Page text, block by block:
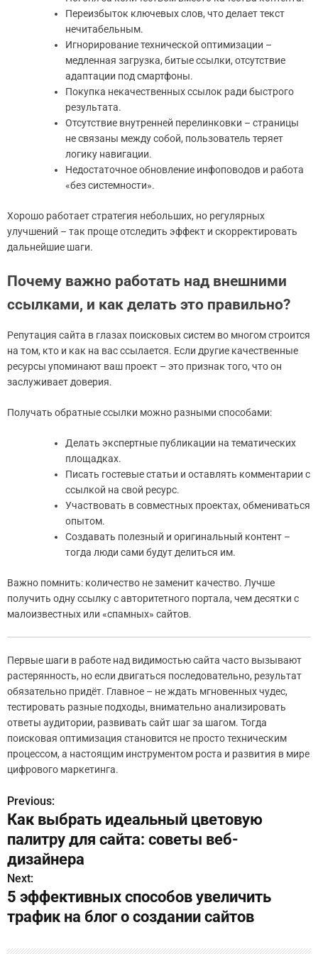
Переизбыток ключевых слов, что делает текст
нечитабельным.
Игнорирование технической оптимизации –
медленная загрузка, битые ссылки, отсутствие
адаптации под смартфоны.
Покупка некачественных ссылок ради быстрого
результата.
Отсутствие внутренней перелинковки – страницы
не связаны между собой, пользователь теряет
логику навигации.
Недостаточное обновление инфоповодов и работа
«без системности».
Хорошо работает стратегия небольших, но регулярных
улучшений – так проще отследить эффект и скорректировать
дальнейшие шаги.
Почему важно работать над внешними
ссылками, и как делать это правильно?
Репутация сайта в глазах поисковых систем во многом строится
на том, кто и как на вас ссылается. Если другие качественные
ресурсы упоминают ваш проект – это признак того, что он
заслуживает доверия.
Получать обратные ссылки можно разными способами:
Делать экспертные публикации на тематических
площадках.
Писать гостевые статьи и оставлять комментарии с
ссылкой на свой ресурс.
Участвовать в совместных проектах, обмениваться
опытом.
Создавать полезный и оригинальный контент –
тогда люди сами будут делиться им.
Важно помнить: количество не заменит качество. Лучше
получить одну ссылку с авторитетного портала, чем десятки с
малоизвестных или «спамных» сайтов.
Первые шаги в работе над видимостью сайта часто вызывают
растерянность, но если двигаться последовательно, результат
обязательно придёт. Главное – не ждать мгновенных чудес,
тестировать разные подходы, внимательно анализировать
ответы аудитории, развивать сайт шаг за шагом. Тогда
поисковая оптимизация становится не просто техническим
процессом, а настоящим инструментом роста и развития в мире
цифрового маркетинга.
Н
а
в
и
г
Previous:
Как выбрать идеальный цветовую
палитру для сайта: советы веб-
дизайнера
Next:
5 эффективных способов увеличить
трафик на блог о создании сайтов